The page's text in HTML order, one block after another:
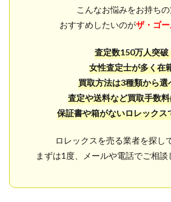
こんなお悩みをお持ちの
おすすめしたいのがザ・ゴ
査定数150万人突破
女性査定士が多く在
買取方法は3種類から選
査定や送料など買取手数
保証書や箱がないロレックス
ロレックスを売る業者を探し
まずは1度、メールや電話でご相談